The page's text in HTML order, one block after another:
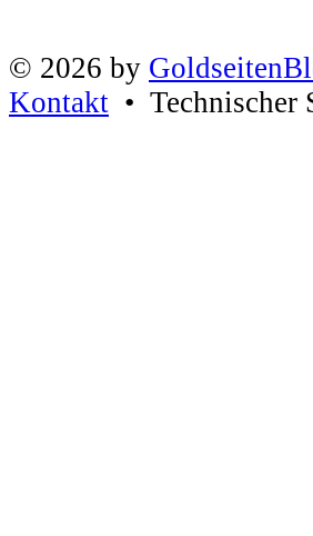
© 2026 by
Kontakt • Technischer